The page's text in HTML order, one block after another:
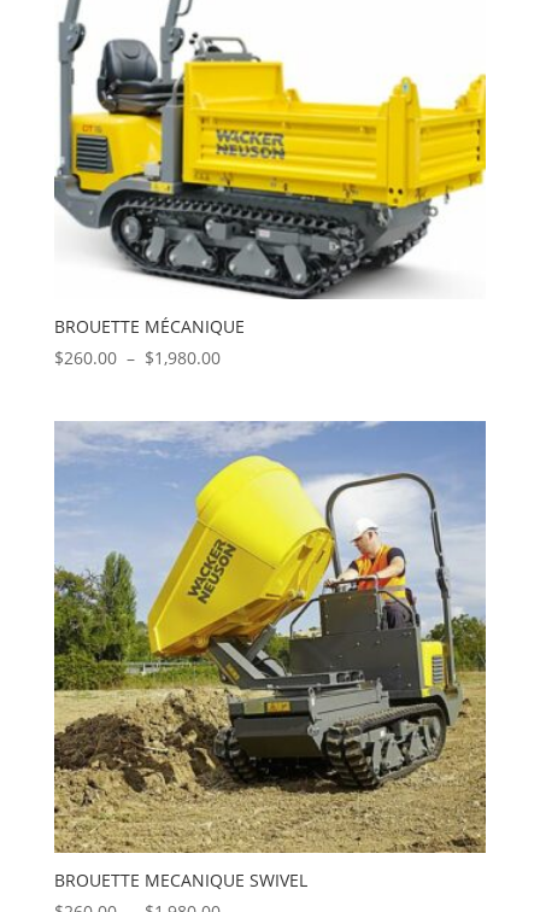
BROUETTE MÉCANIQUE
$260.00 – $1,980.00Plage
$260.00
à
$1,980.00
BROUETTE MECANIQUE SWIVEL